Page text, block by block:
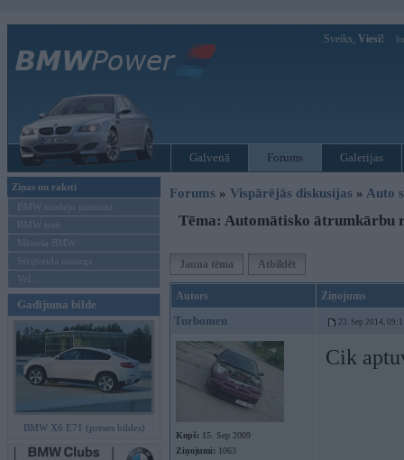
Sveiks, Viesi!
Galvenā Forums Galerijas
Ziņas un raksti
BMW modeļu jaunumi
BMW testi
Mēneša BMW
Sērijveida tūnings
Vel...
Gadījuma bilde
BMW X6 E71 (preses bildes)
Forums » Vispārējās diskusijas » Auto
Tēma: Automātisko ātrumkārbu
Jauna tēma Atbildēt
Autors Ziņojums
Turbomen 23. Sep 2014,
Kopš: 15. Sep 2009
Ziņojumi: 1063
Cik